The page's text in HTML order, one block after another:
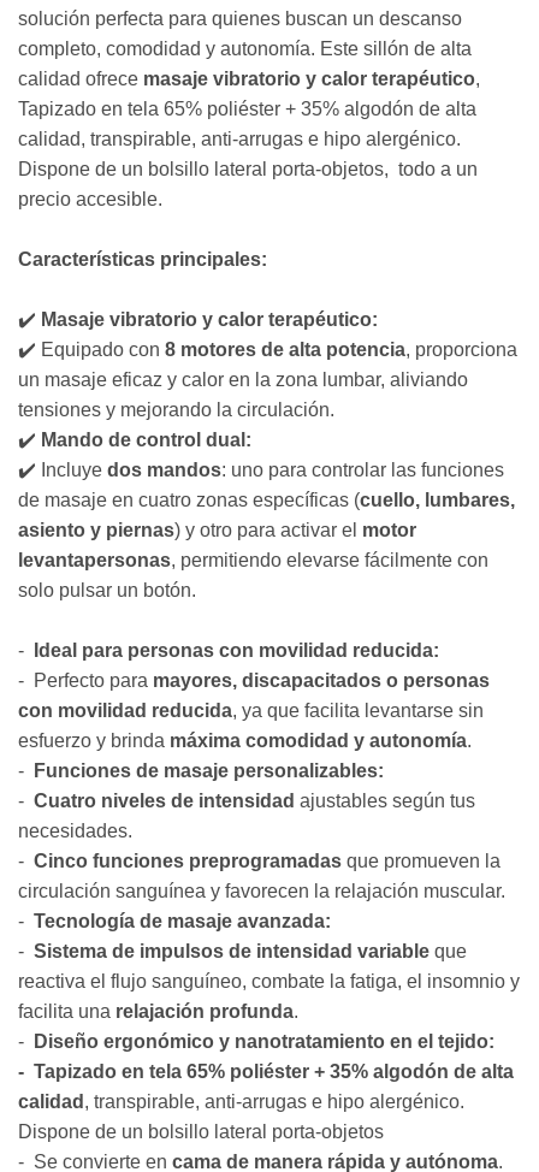
solución perfecta para quienes buscan un descanso
completo, comodidad y autonomía. Este sillón de alta
calidad ofrece masaje vibratorio y calor terapéutico,
Tapizado en tela 65% poliéster + 35% algodón de alta
calidad, transpirable, anti-arrugas e hipo alergénico.
Dispone de un bolsillo lateral porta-objetos, todo a un
precio accesible.
Características principales:
✔️ Masaje vibratorio y calor terapéutico:
✔️ Equipado con 8 motores de alta potencia, proporciona
un masaje eficaz y calor en la zona lumbar, aliviando
tensiones y mejorando la circulación.
✔️ Mando de control dual:
✔️ Incluye dos mandos: uno para controlar las funciones
de masaje en cuatro zonas específicas (cuello, lumbares,
asiento y piernas) y otro para activar el motor
levantapersonas, permitiendo elevarse fácilmente con
solo pulsar un botón.
-
Ideal para personas con movilidad reducida:
- Perfecto para mayores, discapacitados o personas
con movilidad reducida, ya que facilita levantarse sin
esfuerzo y brinda máxima comodidad y autonomía.
-
Funciones de masaje personalizables:
- Cuatro niveles de intensidad ajustables según tus
necesidades.
- Cinco funciones preprogramadas que promueven la
circulación sanguínea y favorecen la relajación muscular.
- Tecnología de masaje avanzada:
- Sistema de impulsos de intensidad variable que
reactiva el flujo sanguíneo, combate la fatiga, el insomnio y
facilita una relajación profunda.
-
Diseño ergonómico y nanotratamiento en el tejido:
- Tapizado en tela 65% poliéster + 35% algodón de alta
calidad , transpirable, anti-arrugas e hipo alergénico.
Dispone de un bolsillo lateral porta-objetos
- Se convierte en cama de manera rápida y autónoma.